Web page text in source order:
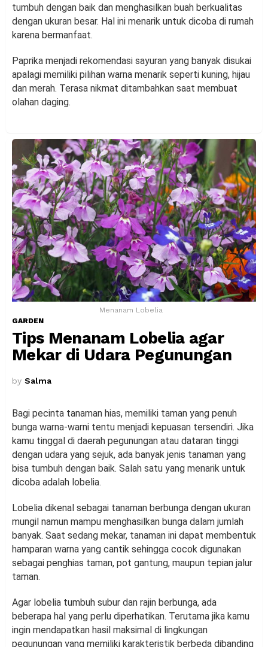
tumbuh dengan baik dan menghasilkan buah berkualitas
dengan ukuran besar. Hal ini menarik untuk dicoba di rumah
karena bermanfaat.
Paprika menjadi rekomendasi sayuran yang banyak disukai
apalagi memiliki pilihan warna menarik seperti kuning, hijau
dan merah. Terasa nikmat ditambahkan saat membuat
olahan daging.
Menanam Lobelia
GARDEN
Tips Menanam Lobelia agar
Mekar di Udara Pegunungan
by Salma
Bagi pecinta tanaman hias, memiliki taman yang penuh
bunga warna-warni tentu menjadi kepuasan tersendiri. Jika
kamu tinggal di daerah pegunungan atau dataran tinggi
dengan udara yang sejuk, ada banyak jenis tanaman yang
bisa tumbuh dengan baik. Salah satu yang menarik untuk
dicoba adalah lobelia.
Lobelia dikenal sebagai tanaman berbunga dengan ukuran
mungil namun mampu menghasilkan bunga dalam jumlah
banyak. Saat sedang mekar, tanaman ini dapat membentuk
hamparan warna yang cantik sehingga cocok digunakan
sebagai penghias taman, pot gantung, maupun tepian jalur
taman.
Agar lobelia tumbuh subur dan rajin berbunga, ada
beberapa hal yang perlu diperhatikan. Terutama jika kamu
ingin mendapatkan hasil maksimal di lingkungan
pegunungan yang memiliki karakteristik berbeda dibanding